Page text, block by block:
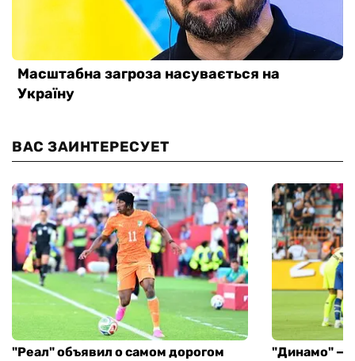
ВАС ЗАИНТЕРЕСУЕТ
"Реал" объявил о самом дорогом
"Динамо" —